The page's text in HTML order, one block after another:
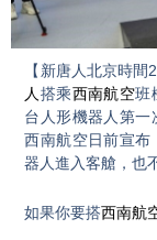
【新唐人北京時
人 搭乘西南航空班
台人形機器人第一
西南航空日前宣布
器人進入客艙，也
如果你要搭西南航